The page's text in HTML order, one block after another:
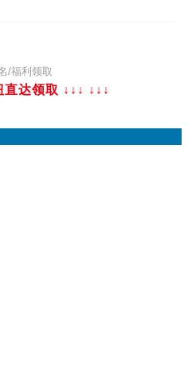
/福利领取
达领取 ↓↓↓ ↓↓↓